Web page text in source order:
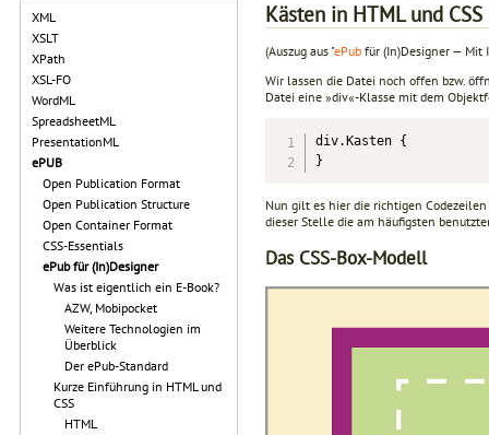
XML
XSLT
XPath
XSL-FO
WordML
SpreadsheetML
PresentationML
ePUB
Open Publication Format
Open Publication Structure
Open Container Format
CSS-Essentials
ePub für (In)Designer
Was ist eigentlich ein E-Book?
AZW, Mobipocket
Weitere Technologien im
Überblick
Der ePub-Standard
Kurze Einführung in HTML und
CSS
HTML
Kästen in HTML und
(Auszug aus "ePub für (In)Designer — Mit
Wir lassen die Datei noch offen bzw.
Datei eine »div«-Klasse mit dem
div.Kasten {
}
Nun gilt es hier die richtigen
dieser Stelle die am häufigsten
Das CSS-Box-Modell